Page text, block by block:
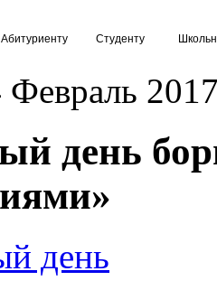
Абитуриенту Студенту
Февраль
день